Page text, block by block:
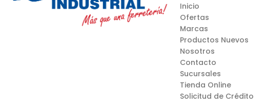
Inicio
Ofertas
Marcas
Productos Nuevos
Nosotros
Contacto
Sucursales
Tienda Online
Solicitud de Crédito